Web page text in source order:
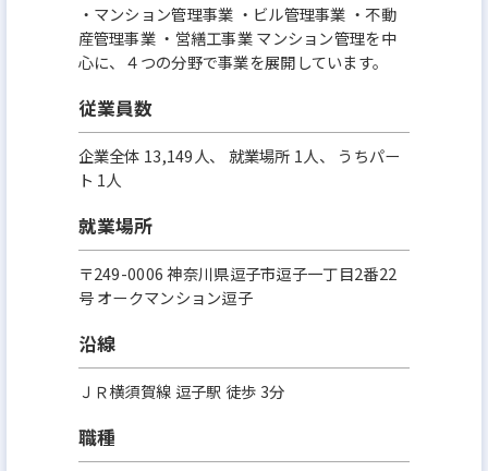
・マンション管理事業 ・ビル管理事業 ・不動
産管理事業 ・営繕工事業 マンション管理を中
心に、４つの分野で事業を展開しています。
従業員数
企業全体 13,149人、 就業場所 1人、 うちパー
ト 1人
就業場所
〒249-0006 神奈川県逗子市逗子一丁目2番22
号 オークマンション逗子
沿線
ＪＲ横須賀線 逗子駅 徒歩 3分
職種